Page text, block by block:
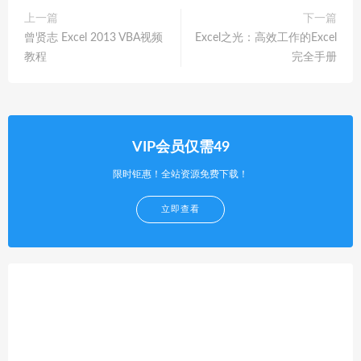
上一篇
曾贤志 Excel 2013 VBA视频
教程
下一篇
Excel之光：高效工作的Excel
完全手册
VIP会员仅需49
限时钜惠！全站资源免费下载！
立即查看